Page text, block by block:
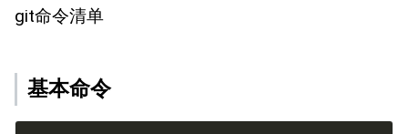
git命令清单
基本命令